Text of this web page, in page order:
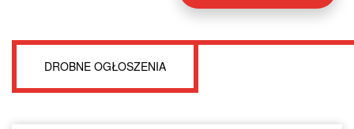
DROBNE OGŁOSZENIA